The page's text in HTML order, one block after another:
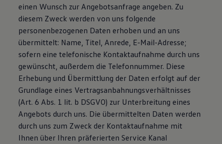
einen Wunsch zur Angebotsanfrage angeben. Zu
diesem Zweck werden von uns folgende
personenbezogenen Daten erhoben und an uns
übermittelt: Name, Titel, Anrede, E-Mail-Adresse;
sofern eine telefonische Kontaktaufnahme durch uns
gewünscht, außerdem die Telefonnummer. Diese
Erhebung und Übermittlung der Daten erfolgt auf der
Grundlage eines Vertragsanbahnungsverhältnisses
(Art. 6 Abs. 1 lit. b DSGVO) zur Unterbreitung eines
Angebots durch uns. Die übermittelten Daten werden
durch uns zum Zweck der Kontaktaufnahme mit
Ihnen über Ihren präferierten Service Kanal